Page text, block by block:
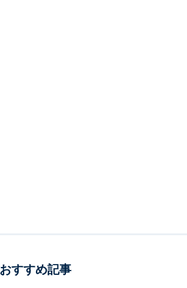
ォレスト（画像出典：楽天トラベル）
すすめ記事